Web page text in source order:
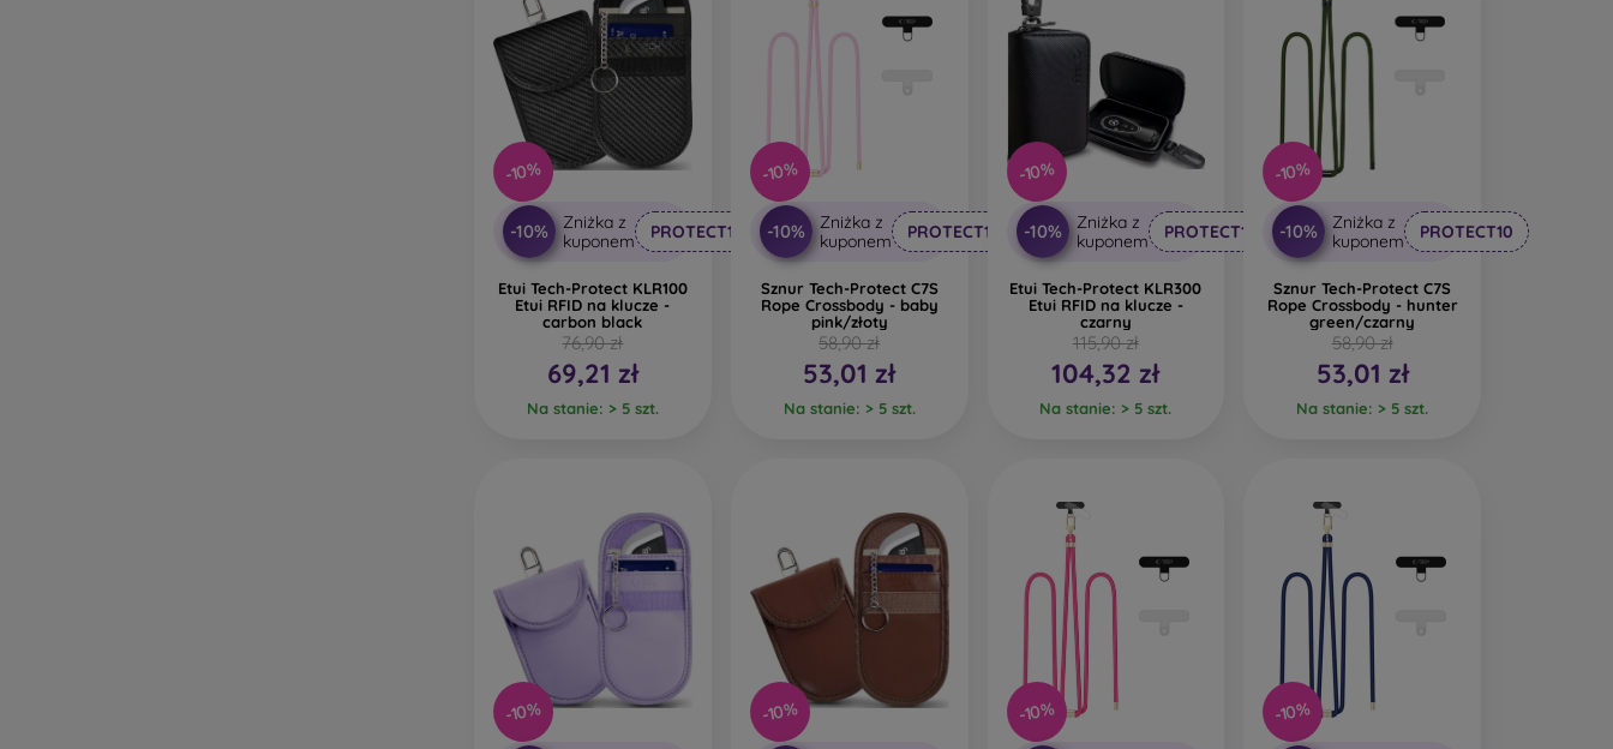
-10%
-10%
Zniżka z
kuponem
PROTECT10
Etui Tech-Protect KLR100
Etui RFID na klucze -
carbon black
76,90 zł
69,21 zł
Na stanie: > 5 szt.
-10%
-10%
Zniżka z
kuponem
PROTECT10
Sznur Tech-Protect C7S
Rope Crossbody - baby
pink/złoty
58,90 zł
53,01 zł
Na stanie: > 5 szt.
-10%
-10%
Zniżka z
kuponem
PROTECT10
Etui Tech-Protect KLR300
Etui RFID na klucze -
czarny
115,90 zł
104,32 zł
Na stanie: > 5 szt.
-10%
-10%
Zniżka z
kuponem
PROTECT10
Sznur Tech-Protect C7S
Rope Crossbody - hunter
green/czarny
58,90 zł
53,01 zł
Na stanie: > 5 szt.
-10% -10% -10% -10%